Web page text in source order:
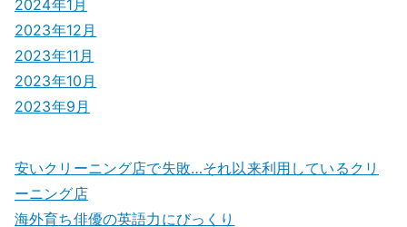
2024年1月
2023年12月
2023年11月
2023年10月
2023年9月
安いクリーニング店で失敗…それ以来利用しているクリ
ーニング店
海外育ち俳優の英語力にびっくり